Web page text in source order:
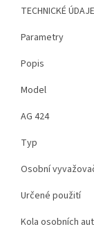
TECHNICKÉ ÚDAJE
Parametry
Popis
Model
AG 424
Typ
Osobní
Určené použití
Kola osobních